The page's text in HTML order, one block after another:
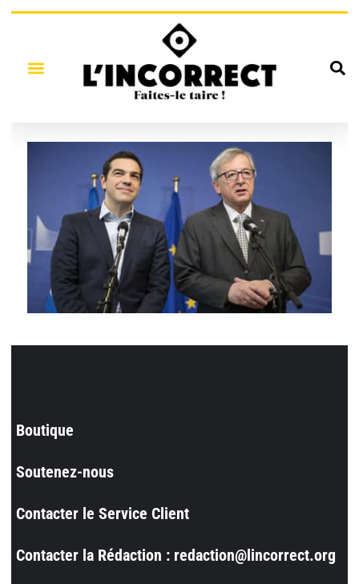
Boutique
Soutenez-nous
Contacter le Service Client
Contacter la Rédaction : redaction@lincorrect.org